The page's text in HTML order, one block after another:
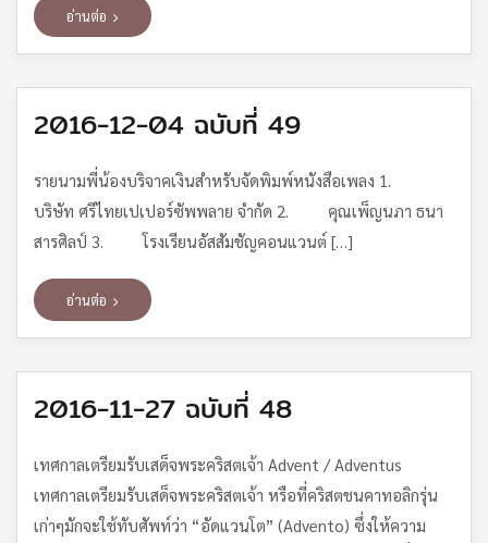
อ่านต่อ
2016-12-04 ฉบับที่ 49
รายนามพี่น้องบริจาคเงินสำหรับจัดพิมพ์หนังสือเพลง 1.
บริษัท ศรีไทยเปเปอร์ซัพพลาย จำกัด 2. คุณเพ็ญนภา ธนา
สารศิลป์ 3. โรงเรียนอัสสัมชัญคอนแวนต์ […]
อ่านต่อ
2016-11-27 ฉบับที่ 48
เทศกาลเตรียมรับเสด็จพระคริสตเจ้า Advent / Adventus
เทศกาลเตรียมรับเสด็จพระคริสตเจ้า หรือที่คริสตชนคาทอลิกรุ่น
เก่าๆมักจะใช้ทับศัพท์ว่า “อัดแวนโต” (Advento) ซึ่งให้ความ